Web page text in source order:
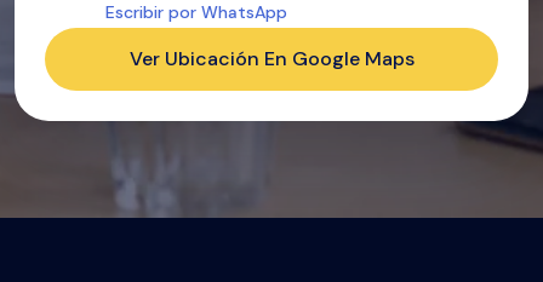
Escribir por WhatsApp
Ver Ubicación En Google Maps